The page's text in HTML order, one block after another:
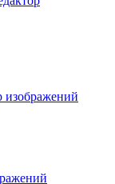
изображений